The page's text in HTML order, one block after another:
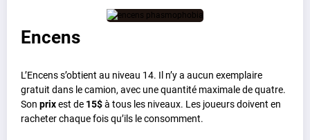
Encens
L’Encens s’obtient au niveau 14. Il n’y a aucun exemplaire
gratuit dans le camion, avec une quantité maximale de quatre.
Son prixest de 15$à tous les niveaux. Les joueurs doivent en
racheter chaque fois qu’ils le consomment.